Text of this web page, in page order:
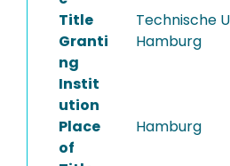
Title
Granti
ng
Instit
ution
Technische
Hamburg
Place
of
Hamburg